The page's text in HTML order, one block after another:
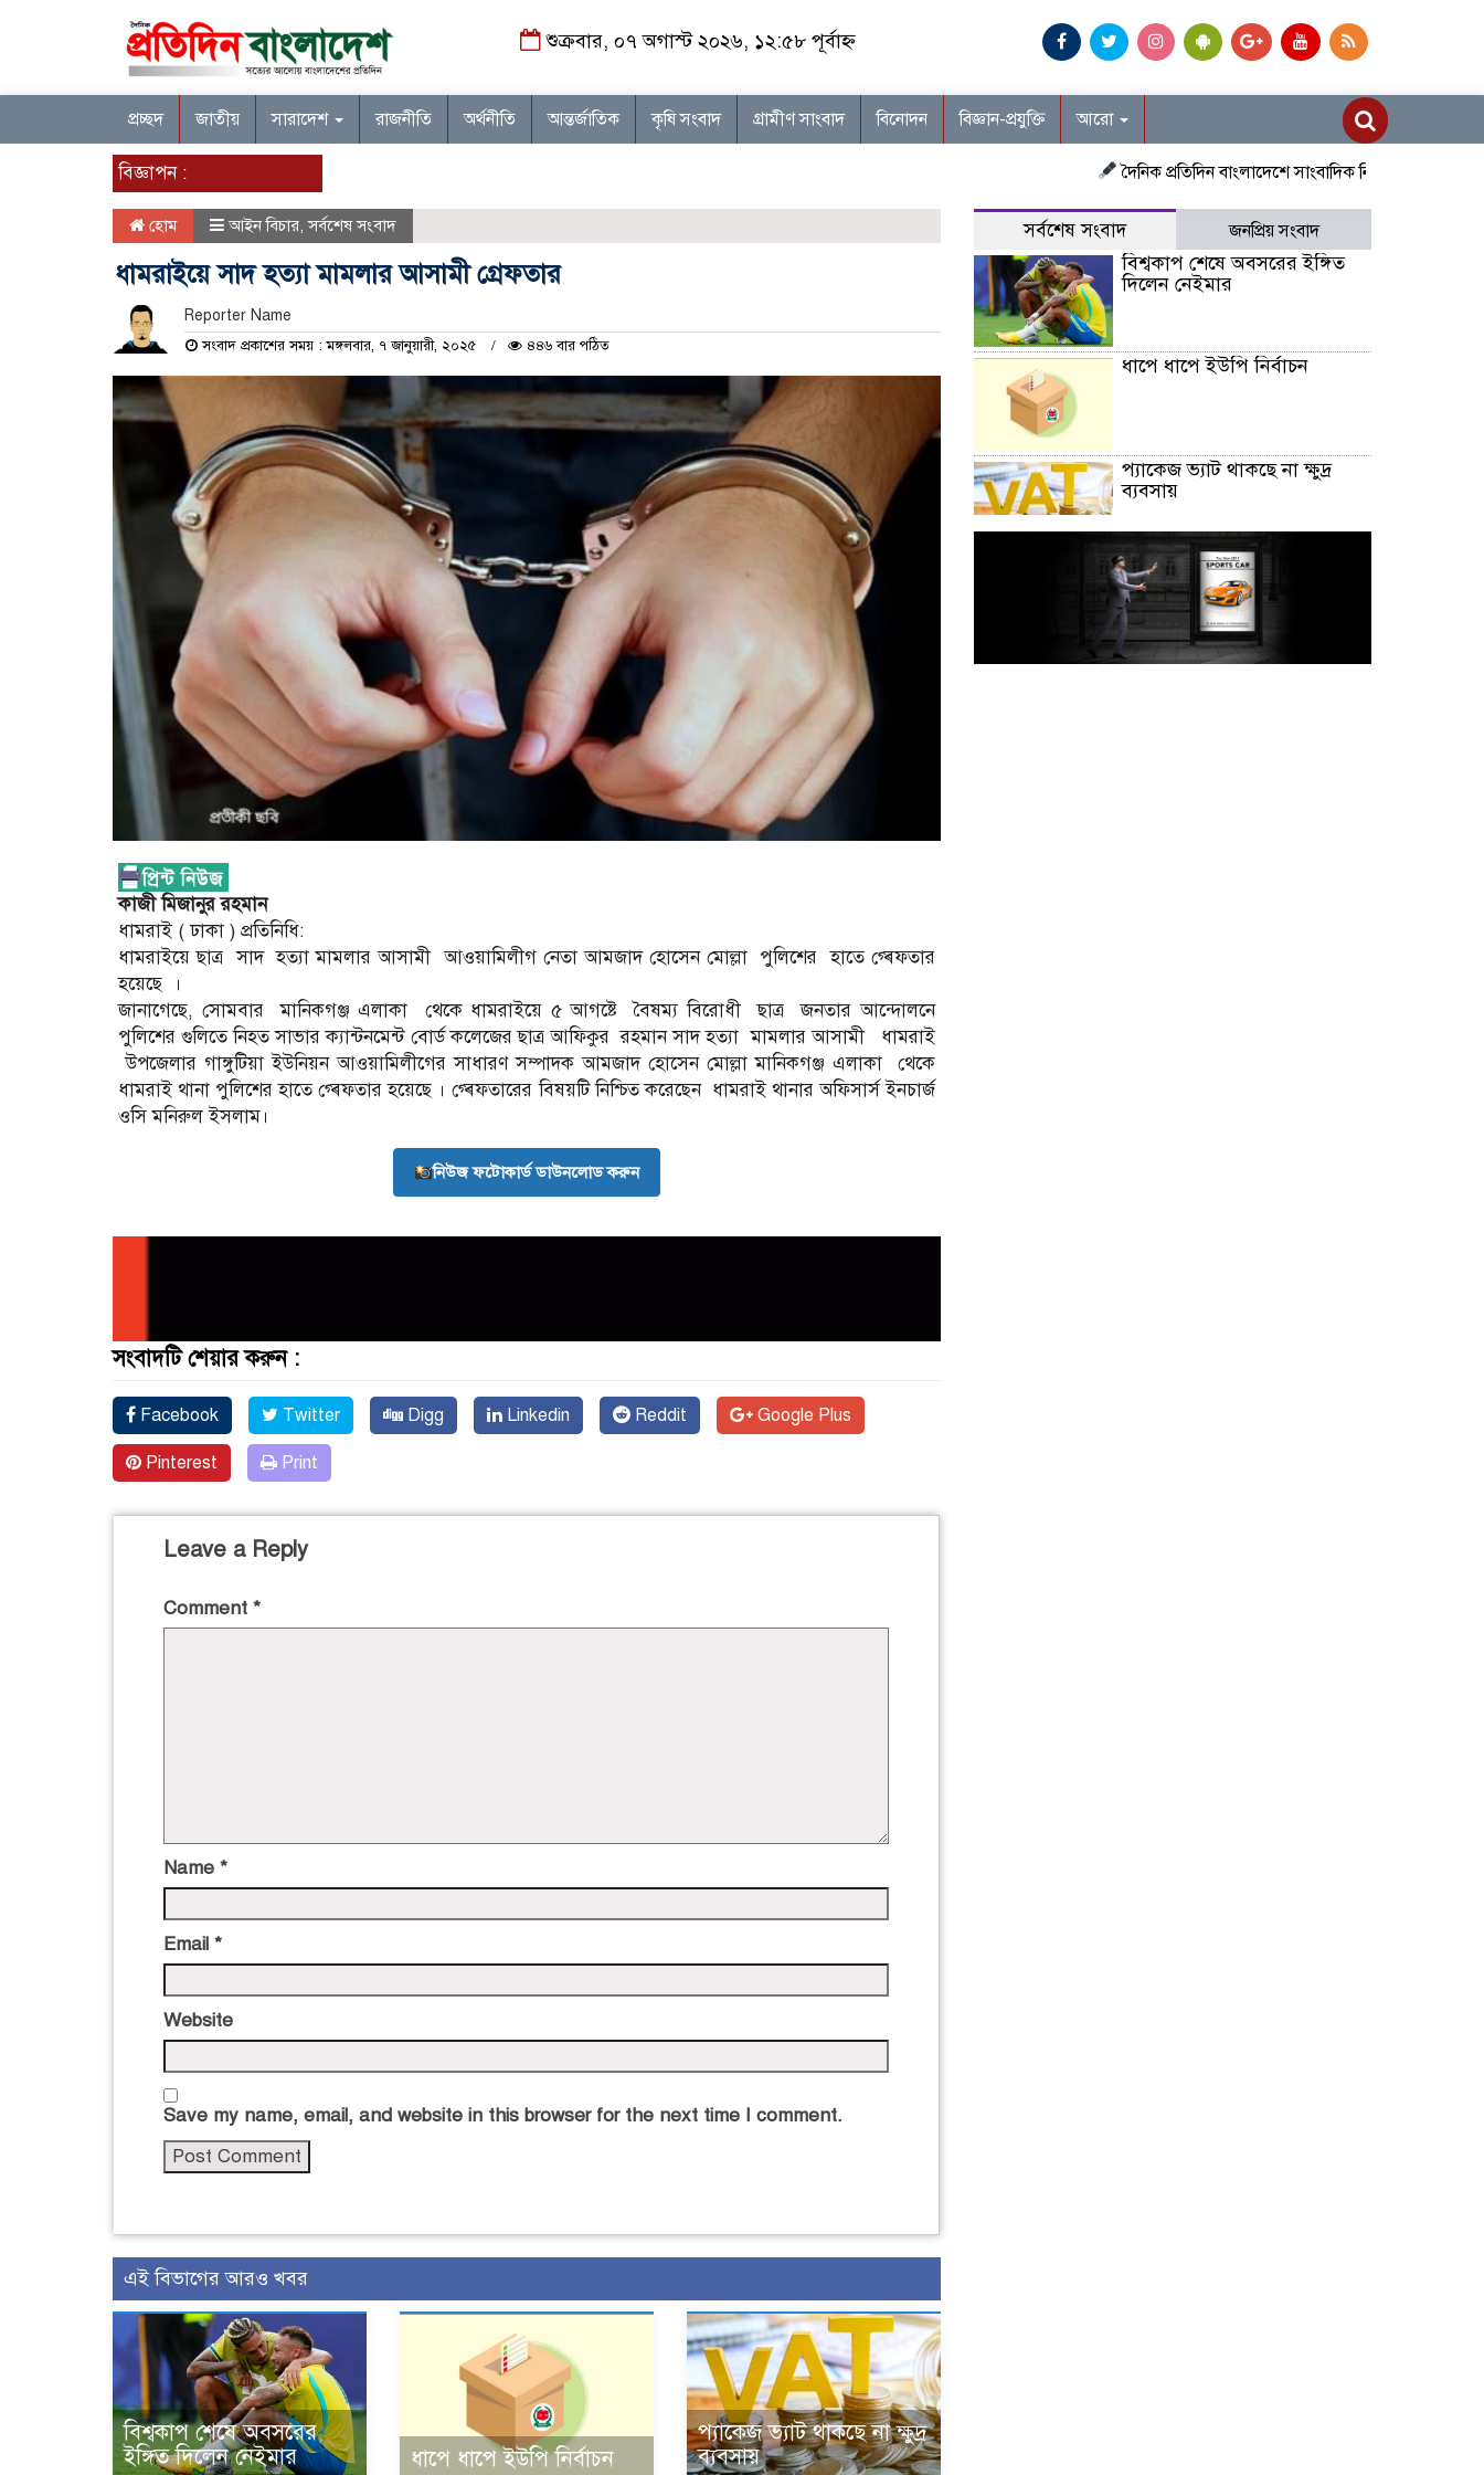
শুক্রবার, ০৭ অগাস্ট ২০২৬, ১২:৫৮ পূর্বাহ্ন
প্রচ্ছদ জাতীয় সারাদেশ রাজনীতি অর্থনীতি আন্তর্জাতিক কৃষি সংবাদ গ্রামীণ সাংবাদ বিনোদন বিজ্ঞান-প্রযুক্তি আরো
বিজ্ঞাপন : দৈনিক প্রতিদিন বাংলাদেশে সাংবাদিক নিয়োগ চলছে দেশজুড়ে
হোম আইন বিচার,সর্বশেষ সংবাদ
ধামরাইয়ে সাদ হত্যা মামলার আসামী গ্রেফতার
Reporter Name
সংবাদ প্রকাশের সময় : মঙ্গলবার, ৭ জানুয়ারী, ২০২৫ ৪৪৬ বার পঠিত
কাজী মিজানুর রহমান
ধামরাই ( ঢাকা ) প্রতিনিধি:
ধামরাইয়ে ছাত্র সাদ হত্যা মামলার আসামী আওয়ামিলীগ নেতা আমজাদ হোসেন মোল্লা পুলিশের হাতে গ্ৰেফতার
হয়েছে ।
জানাগেছে, সোমবার মানিকগঞ্জ এলাকা থেকে ধামরাইয়ে ৫ আগষ্টে বৈষম্য বিরোধী ছাত্র জনতার আন্দোলনে
পুলিশের গুলিতে নিহত সাভার ক্যান্টনমেন্ট বোর্ড কলেজের ছাত্র আফিকুর রহমান সাদ হত্যা মামলার আসামী ধামরাই
উপজেলার গাঙ্গুটিয়া ইউনিয়ন আওয়ামিলীগের সাধারণ সম্পাদক আমজাদ হোসেন মোল্লা মানিকগঞ্জ এলাকা থেকে
ধামরাই থানা পুলিশের হাতে গ্ৰেফতার হয়েছে । গ্ৰেফতারের বিষয়টি নিশ্চিত করেছেন ধামরাই থানার অফিসার্স ইনচার্জ
ওসি মনিরুল ইসলাম।
নিউজ ফটোকার্ড ডাউনলোড করুন
সংবাদটি শেয়ার করুন :
Facebook Twitter Digg Linkedin Reddit Google Plus
Pinterest Print
Leave a Reply
Comment *
Name *
Email *
Website
Save my name, email, and website in this browser for the next time I comment.
এই বিভাগের আরও খবর
বিশ্বকাপ শেষে অবসরের
ইঙ্গিত দিলেন নেইমার
ধাপে ধাপে ইউপি নির্বাচন
প্যাকেজ ভ্যাট থাকছে না ক্ষুদ্র
ব্যবসায়
সর্বশেষ সংবাদ জনপ্রিয় সংবাদ
বিশ্বকাপ শেষে অবসরের ইঙ্গিত
দিলেন নেইমার
ধাপে ধাপে ইউপি নির্বাচন
প্যাকেজ ভ্যাট থাকছে না ক্ষুদ্র
ব্যবসায়
অক্টোবরে স্থানীয় সরকার নির্বাচন
আয়োজনের লক্ষ্যে প্রস্তুতি চলছে :
ইসি